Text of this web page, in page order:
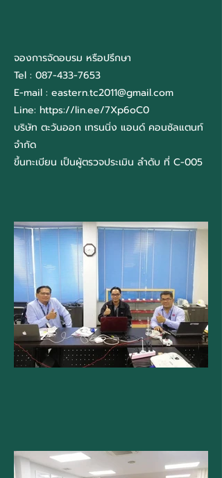
จองการจัดอบรม หรือปรึกษา
Tel : 087-433-7653
E-mail : eastern.tc2011@gmail.com
Line: https://lin.ee/7Xp6oC0
บริษัท ตะวันออก เทรนนิ่ง แอนด์ คอนซัลแตนท์
จำกัด
ขึ้นทะเบียน เป็นผู้ตรวจประเมิน ลำดับ ที่ C-005